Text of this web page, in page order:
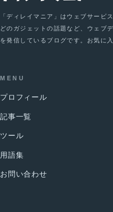
「ディレイマニア」はウェブサービ
どのガジェットの話題など、ウェブ
を発信しているブログです。お気に
MENU
プロフィール
記事一覧
ツール
用語集
お問い合わせ